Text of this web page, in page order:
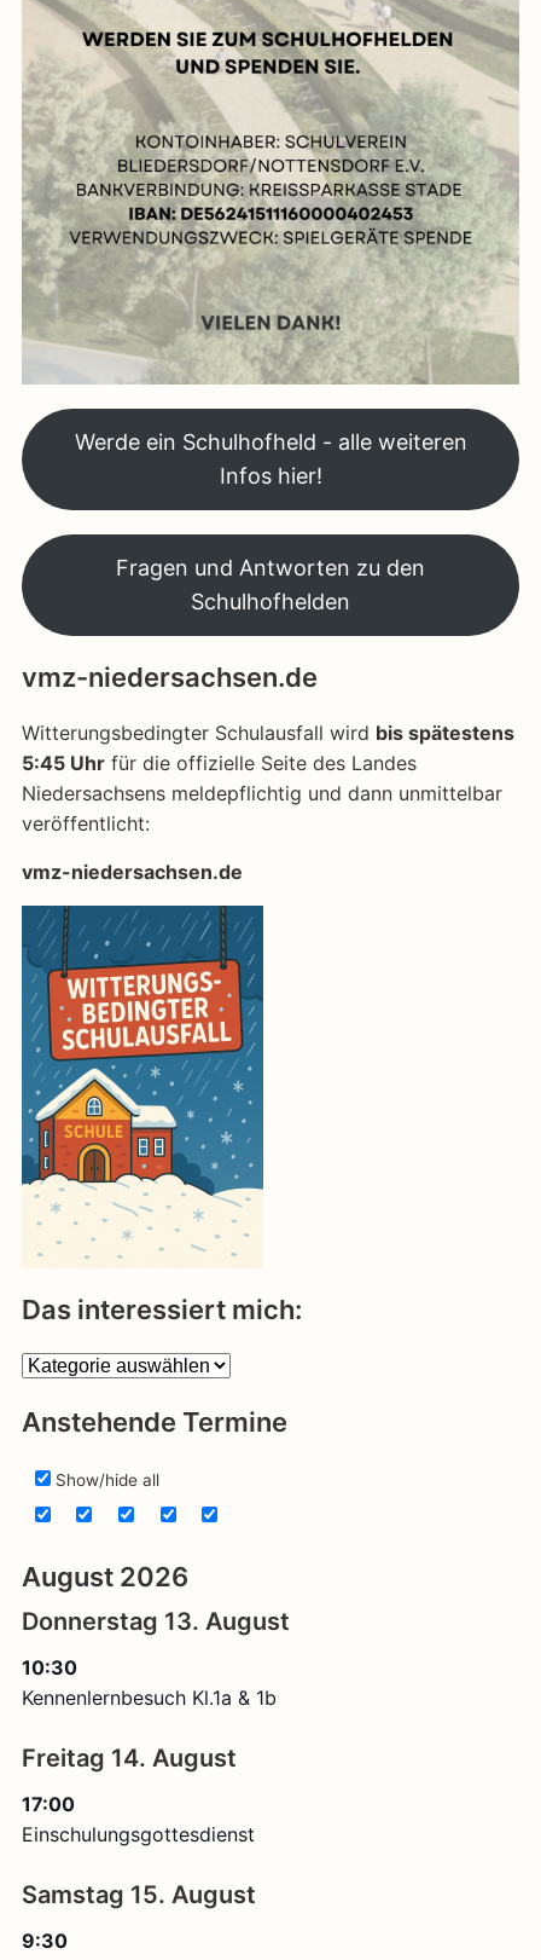
Werde ein Schulhofheld - alle weiteren
Infos hier!
Fragen und Antworten zu den
Schulhofhelden
vmz-niedersachsen.de
Witterungsbedingter Schulausfall wird bis spätestens
5:45 Uhrfür die offizielle Seite des Landes
Niedersachsens meldepflichtig und dann unmittelbar
veröffentlicht:
vmz-niedersachsen.de
Das interessiert mich:
Das
mich:
Anstehende Termine
Show/hide all
August 2026
Donnerstag 13. August
10:30
Kennenlernbesuch Kl.1a & 1b
Freitag 14. August
17:00
Einschulungsgottesdienst
Samstag 15. August
9:30